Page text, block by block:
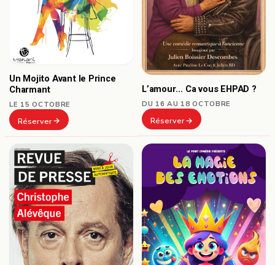
Un Mojito Avant le Prince
Charmant
LE 15 OCTOBRE
Réserver
L’amour… Ca vous EHPAD ?
DU 16 AU 18 OCTOBRE
Réserver